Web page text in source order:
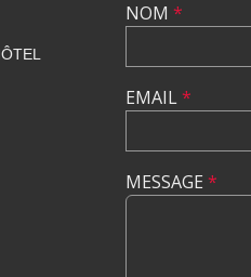
NOM *
EMAIL*
MESSAGE *